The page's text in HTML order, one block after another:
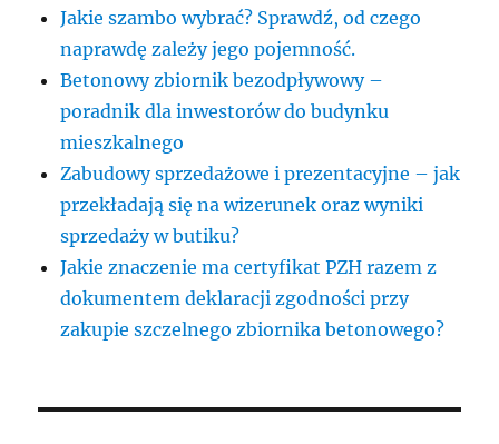
Jakie szambo wybrać? Sprawdź, od czego
naprawdę zależy jego pojemność.
Betonowy zbiornik bezodpływowy –
poradnik dla inwestorów do budynku
mieszkalnego
Zabudowy sprzedażowe i prezentacyjne – jak
przekładają się na wizerunek oraz wyniki
sprzedaży w butiku?
Jakie znaczenie ma certyfikat PZH razem z
dokumentem deklaracji zgodności przy
zakupie szczelnego zbiornika betonowego?